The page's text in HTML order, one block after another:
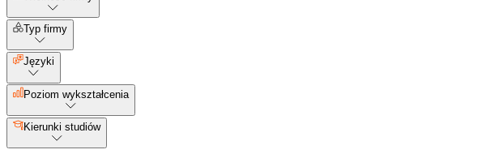
Typ firmy
Języki
Poziom wykształcenia
Kierunki studiów